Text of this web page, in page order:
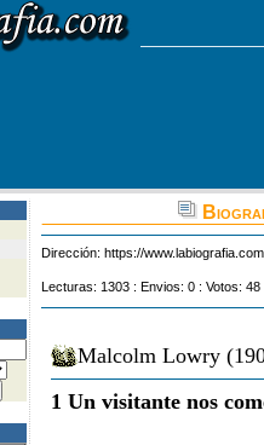
Dirección: https://
Lecturas: 1303 : Envios: 0 : Votos:
Malcolm Lowry
1 Un visitante nos